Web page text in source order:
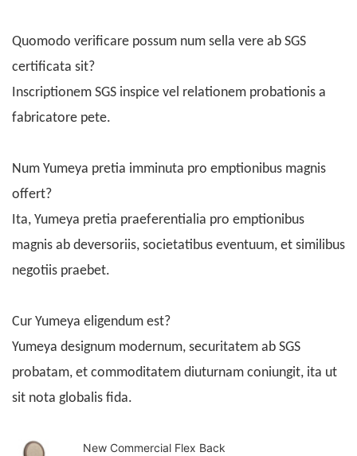
Quomodo verificare possum num sella vere ab SGS
certificata sit?
Inscriptionem SGS inspice vel relationem probationis a
fabricatore pete.
Num Yumeya pretia imminuta pro emptionibus magnis
offert?
Ita, Yumeya pretia praeferentialia pro emptionibus
magnis ab deversoriis, societatibus eventuum, et similibus
negotiis praebet.
Cur Yumeya eligendum est?
Yumeya designum modernum, securitatem ab SGS
probatam, et commoditatem diuturnam coniungit, ita ut
sit nota globalis fida.
New Commercial Flex Back